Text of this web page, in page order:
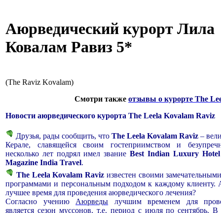
Аюрведический курорт Лила
Ковалам Равиз 5*
(The Raviz Kovalam)
Смотри также отзывы о курорте The
Новости аюрведического курорта The Leela Kovalam Raviz
Друзья, рады сообщить, что The Leela Kovalam Raviz –
Керале, славящейся своим гостеприимством и
несколько лет подрял имел званиеBest Indian Luxury Hotel
Magazine India Travel.
The Leela Kovalam Raviz известен своими
программами и персональным подходом к каждому клиенту.
лучшее время для проведения аюрведического лечения?
Согласно учению Аюрведы лучшим временем для
является сезон муссонов, т.е. период с июля по сентябрь. В